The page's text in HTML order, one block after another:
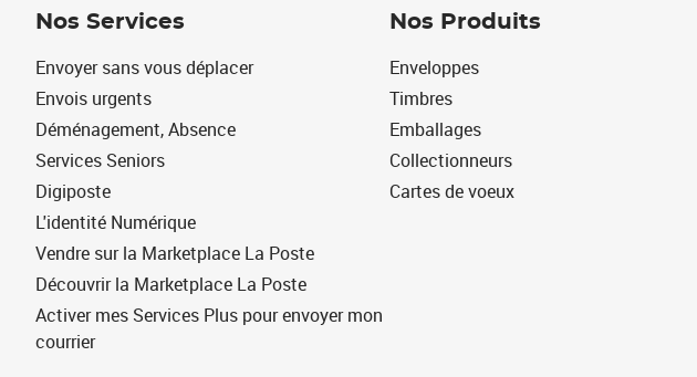
Nos Services
Envoyer sans vous déplacer
Envois urgents
Déménagement, Absence
Services Seniors
Digiposte
L'identité Numérique
Vendre sur la Marketplace La Poste
Découvrir la Marketplace La Poste
Activer mes Services Plus pour envoyer mon
courrier
Nos Produits
Enveloppes
Timbres
Emballages
Collectionneurs
Cartes de voeux